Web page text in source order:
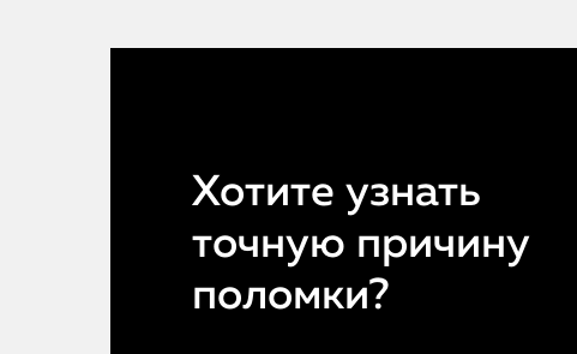
Хотите узнать
точную причину
поломки?